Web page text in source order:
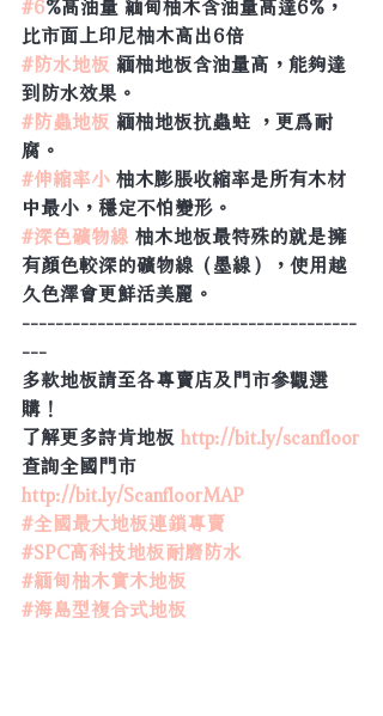
比市面上印尼柚木高出6倍
#防水地板 緬柚地板含油量高，能夠達
到防水效果。
#防蟲地板 緬柚地板抗蟲蛀 ，更爲耐
腐。
#伸縮率小 柚木膨脹收縮率是所有木材
中最小，穩定不怕變形。
#深色礦物線 柚木地板最特殊的就是擁
有顏色較深的礦物線（墨線），使用越
久色澤會更鮮活美麗。
----------------------------------------
---
多款地板請至各專賣店及門市參觀選
購！
了解更多詩肯地板 http://bit.ly/scanfloor
查詢全國門市
http://bit.ly/ScanfloorMAP
#全國最大地板連鎖專賣
#SPC高科技地板耐磨防水
#緬甸柚木實木地板
#海島型複合式地板